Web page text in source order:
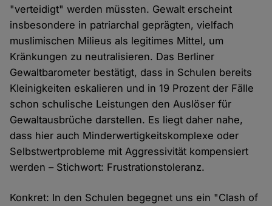
"verteidigt" werden müssten. Gewalt erscheint
insbesondere in patriarchal geprägten, vielfach
muslimischen Milieus als legitimes Mittel, um
Kränkungen zu neutralisieren. Das Berliner
Gewaltbarometer bestätigt, dass in Schulen bereits
Kleinigkeiten eskalieren und in 19 Prozent der Fälle
schon schulische Leistungen den Auslöser für
Gewaltausbrüche darstellen. Es liegt daher nahe,
dass hier auch Minderwertigkeitskomplexe oder
Selbstwertprobleme mit Aggressivität kompensiert
werden – Stichwort: Frustrationstoleranz.
Konkret: In den Schulen begegnet uns ein "Clash of